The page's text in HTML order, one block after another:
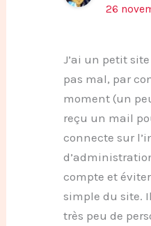
26
J’ai un petit
pas mal, par
moment (un
reçu un mail
connecte sur
compte et
simple du site.
très peu de